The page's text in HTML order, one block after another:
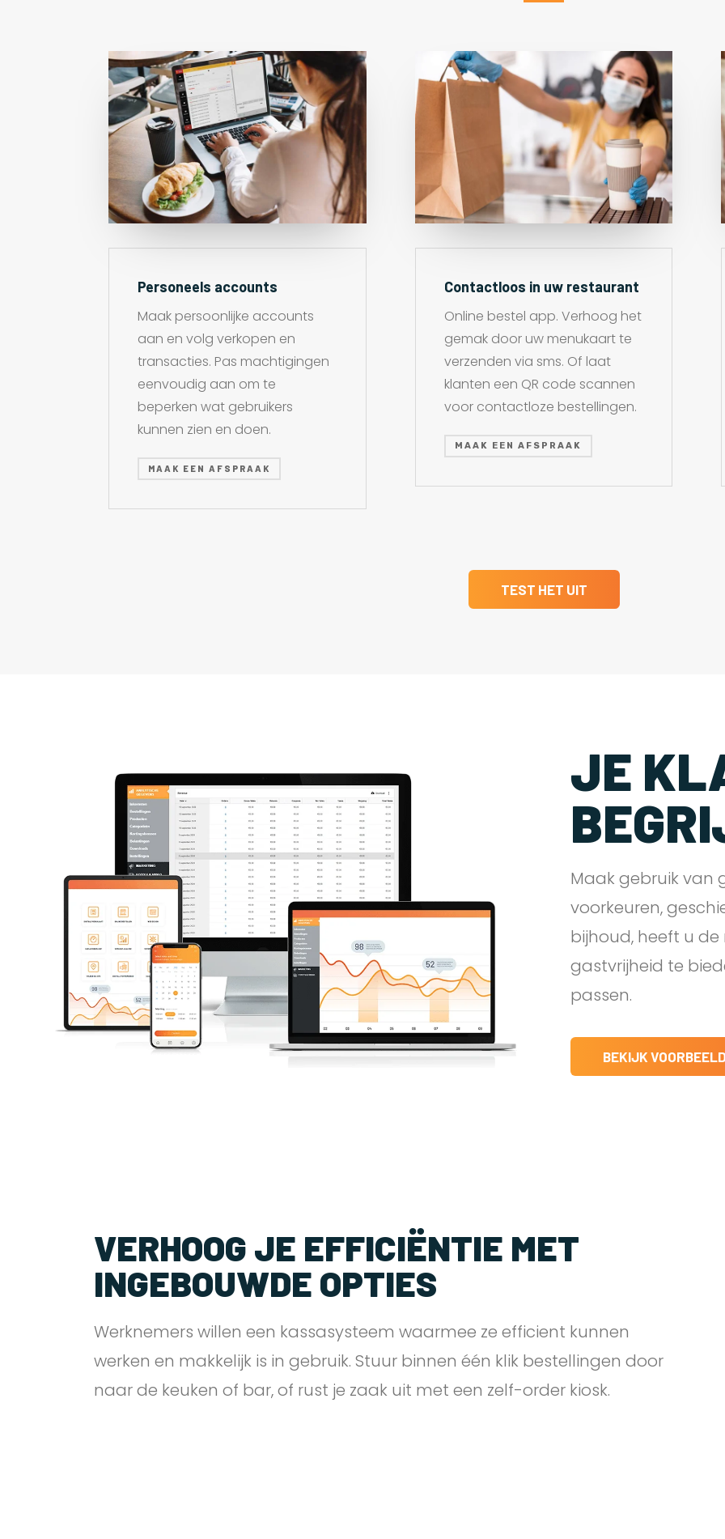
Personeels accounts
Maak persoonlijke accounts
aan en volg verkopen en
transacties. Pas machtigingen
eenvoudig aan om te
beperken wat gebruikers
kunnen zien en doen.
MAAK EEN AFSPRAAK
Contactloos in uw restaurant
Online bestel app. Verhoog het
gemak door uw menukaart te
verzenden via sms. Of laat
klanten een QR code scannen
voor contactloze bestellingen.
MAAK EEN AFSPRAAK
TEST HET UIT
JE
Maak gebruik van
voorkeuren,
bijhoud, heeft u
gastvrijheid te
passen.
BEKIJK
VERHOOG JE EFFICIËNTIE MET
INGEBOUWDE OPTIES
Werknemers willen een kassasysteem waarmee ze efficient kunnen
werken en makkelijk is in gebruik. Stuur binnen één klik bestellingen door
naar de keuken of bar, of rust je zaak uit met een zelf-order kiosk.